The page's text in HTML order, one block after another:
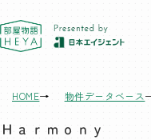
東京 部屋物語
HOME 物件データベース
Ｈａｒｍｏｎｙ